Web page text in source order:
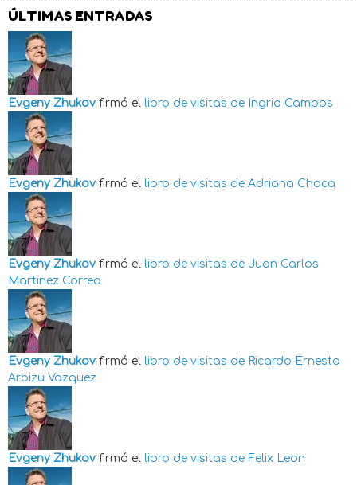
ÚLTIMAS ENTRADAS
Evgeny Zhukov firmó el libro de visitas de Ingrid Campos
Evgeny Zhukov firmó el libro de visitas de Adriana Choca
Evgeny Zhukov firmó el libro de visitas de Juan Carlos
Martinez Correa
Evgeny Zhukov firmó el libro de visitas de Ricardo Ernesto
Arbizu Vazquez
Evgeny Zhukov firmó el libro de visitas de Felix Leon